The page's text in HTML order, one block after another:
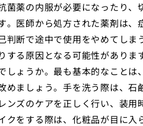
菌薬の内服が必要になったり
。医師から処方された薬剤は
判断で途中で使用をやめてし
する原因となる可能性があり
しょうか。最も基本的なこと
めましょう。手を洗う際は、
ンズのケアを正しく行い、装
クをする際は、化粧品が目に